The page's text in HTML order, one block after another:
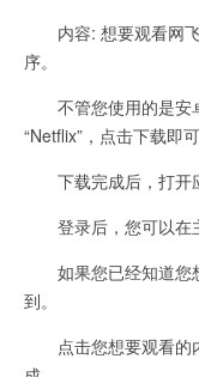
内容: 想要观看网飞
序。
不管您使用的是安
“Netflix”，点击下载即可
下载完成后，打开
登录后，您可以在主
如果您已经知道您
到。
点击您想要观看的